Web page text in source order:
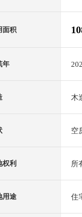
面积
年
木
空
权利 所
用途 住